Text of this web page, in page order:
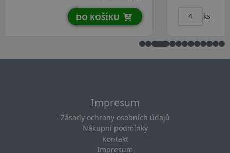
Impresum
Zásady ochrany osobních údajů
Nákupní podmínky
Kontakt
Impresum